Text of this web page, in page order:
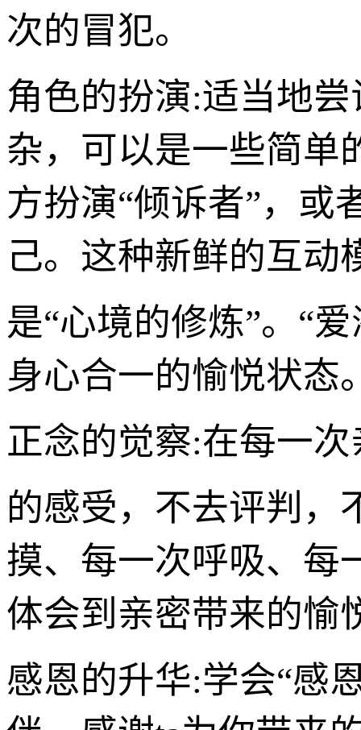
次的冒犯。
角色的扮演:适当地
杂，可以是一些简单
方扮演“倾诉者”，或
己。这种新鲜的互动
是“心境的修炼”。“
身心合一的愉悦状态
正念的觉察:在每一次
的感受，不去评判，
摸、每一次呼吸、每
体会到亲密带来的愉
感恩的升华:学会“感